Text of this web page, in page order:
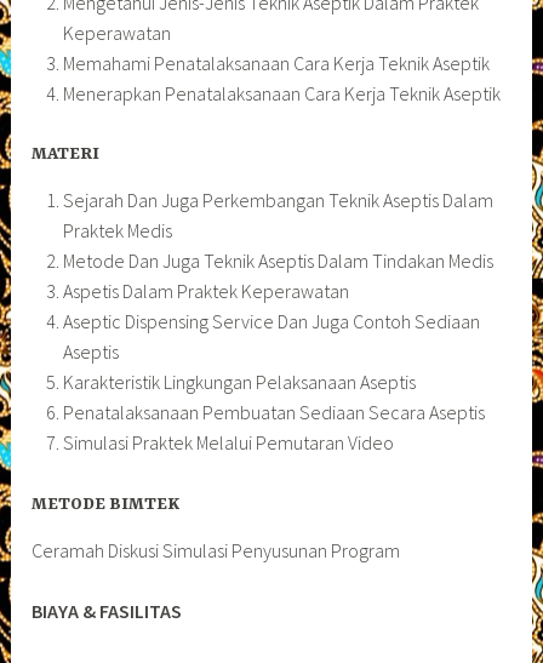
Keperawatan
Memahami Penatalaksanaan Cara Kerja Teknik Aseptik
Menerapkan Penatalaksanaan Cara Kerja Teknik Aseptik
MATERI
Sejarah Dan Juga Perkembangan Teknik Aseptis Dalam
Praktek Medis
Metode Dan Juga Teknik Aseptis Dalam Tindakan Medis
Aspetis Dalam Praktek Keperawatan
Aseptic Dispensing Service Dan Juga Contoh Sediaan
Aseptis
Karakteristik Lingkungan Pelaksanaan Aseptis
Penatalaksanaan Pembuatan Sediaan Secara Aseptis
Simulasi Praktek Melalui Pemutaran Video
METODE BIMTEK
Ceramah Diskusi Simulasi Penyusunan Program
BIAYA & FASILITAS